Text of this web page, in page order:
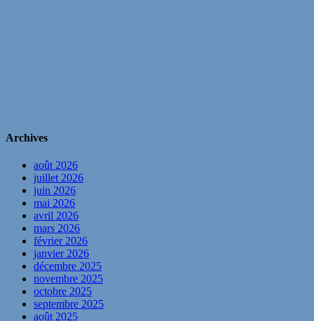
Archives
août 2026
juillet 2026
juin 2026
mai 2026
avril 2026
mars 2026
février 2026
janvier 2026
décembre 2025
novembre 2025
octobre 2025
septembre 2025
août 2025